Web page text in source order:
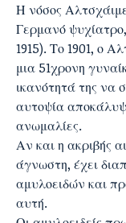
Η νόσος
Γερμανό
1915). Το 1901, ο
μια 51χρονη
ικανότητά της να
αυτοψία
ανωμαλίες.
Αν και η ακριβής
άγνωστη, έχει
αμυλοειδών και
αυτή.